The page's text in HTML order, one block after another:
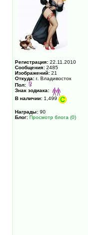
Регистрация: 22.11.2010
Сообщения: 2485
Изображений: 21
Откуда: г. Владивосток
Пол:
Знак зодиака:
В наличии: 1,499
Награды: 90
Блог: Просмотр блога (0)